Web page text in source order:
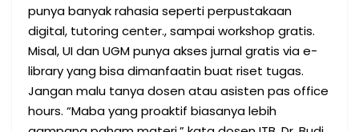
punya banyak rahasia seperti perpustakaan
digital, tutoring center., sampai workshop gratis.
Misal, UI dan UGM punya akses jurnal gratis via e-
library yang bisa dimanfaatin buat riset tugas.
Jangan malu tanya dosen atau asisten pas office
hours. “Maba yang proaktif biasanya lebih